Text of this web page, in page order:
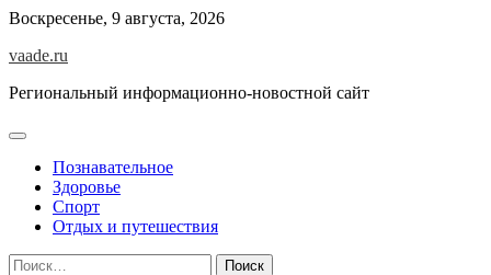
Skip
content
Воскресенье, 9 августа, 2026
vaade.ru
Региональный информационно-новостной сайт
Познавательное
Здоровье
Спорт
Отдых и путешествия
Найти: